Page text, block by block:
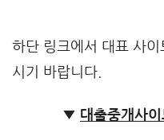
하단 링크에서 대표 사
시기 바랍니다.
▼ 대출중개사